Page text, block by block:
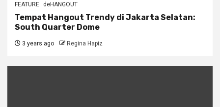
FEATURE deHANGOUT
Tempat Hangout Trendy di Jakarta Selatan:
South Quarter Dome
3 years ago Regina Hapiz